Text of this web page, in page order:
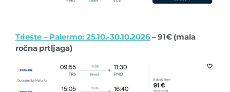
Trieste – Palermo: 25.10.-30.10.2026– 91€ (mala
ročna prtljaga)